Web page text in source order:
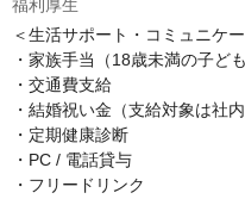
福利厚生
＜生活サポート・コミュニケ
・家族手当（18歳未満の子ど
・交通費支給
・結婚祝い金（支給対象は社
・定期健康診断
・PC / 電話貸与
・フリードリンク